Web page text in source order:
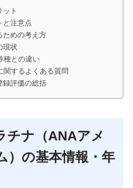
ット
と注意点
ための考え方
現状
種との違い
関するよくある質問
録評価の総括
チナ（ANAアメ
）の基本情報・年